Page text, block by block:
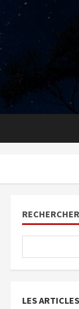
RECHERCHER
LES